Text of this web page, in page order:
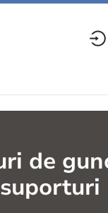
de
suporturi